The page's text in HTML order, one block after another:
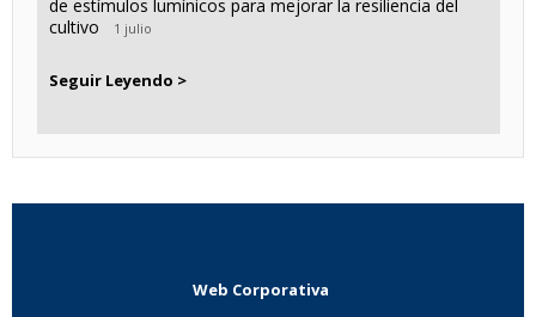
de estímulos lumínicos para mejorar la resiliencia del
cultivo
1 julio
Seguir Leyendo >
Web Corporativa